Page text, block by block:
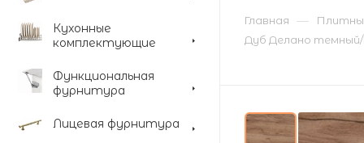
Кухонные
комплектующие
Функциональная
фурнитура
Лицевая фурнитура
Главная —
Дуб Делано